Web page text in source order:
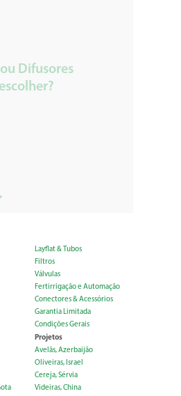
Difusores
Layflat & Tubos
Filtros
Válvulas
Fertirrigação e Automação
Conectores & Acessórios
Garantia Limitada
Condições Gerais
Projetos
Avelãs, Azerbaijão
Oliveiras, Israel
Cereja, Sérvia
Videiras, China